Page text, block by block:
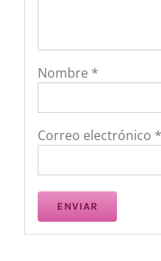
Nombre *
Correo electrónico *